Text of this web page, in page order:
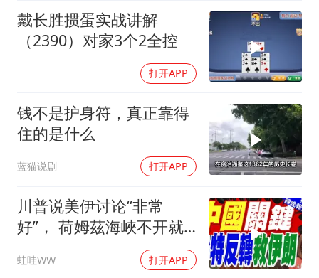
中国经济展现强大韧性和活力
戴长胜掼蛋实战讲解
（2390）对家3个2全控
打开APP
钱不是护身符，真正靠得
住的是什么
蓝猫说剧 打开APP
川普说美伊讨论“非常
好”， 荷姆茲海峽不开就
出重拳｜帅化民.孙大千.
谢寒冰｜辣晚报20260805
蛙哇WW 打开APP